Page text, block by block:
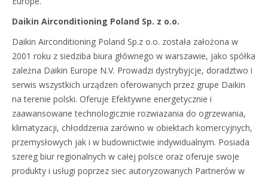
Daikin Airconditioning Poland Sp. z o.o.
Daikin Airconditioning Poland Sp.z o.o. została założona w
2001 roku z siedziba biura głównego w warszawie, jako spółka
zależna Daikin Europe N.V. Prowadzi dystrybyjcje, doradztwo i
serwis wszystkich urządzen oferowanych przez grupe Daikin
na terenie polski. Oferuje Efektywne energetycznie i
zaawansowane technologicznie rozwiazania do ogrzewania,
klimatyzacji, chłoddzenia zarówno w obiektach komercyjnych,
przemysłowych jak i w budownictwie indywidualnym. Posiada
szereg biur regionalnych w całej polsce oraz oferuje swoje
produkty i usługi poprzez siec autoryzowanych Partnerów w